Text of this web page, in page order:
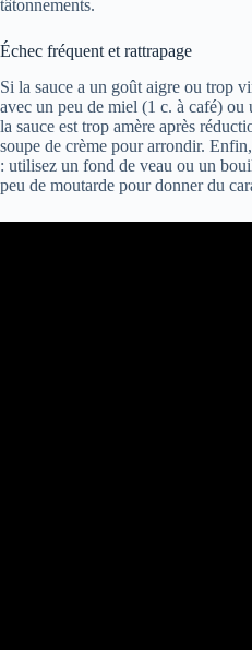
tâtonnements.
Échec fréquent et rattrapage
Si la sauce a un goût aigre ou trop
avec un peu de miel (1 c. à café) ou
la sauce est trop amère après
soupe de crème pour arrondir.
: utilisez un fond de veau ou un
peu de moutarde pour donner du